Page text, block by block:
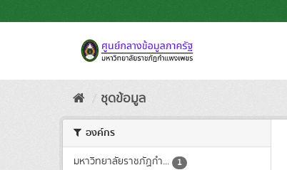
to
ชุดข้อมูล
องค์กร
มหาวิทยาลัยราชภัฏกำ... 1